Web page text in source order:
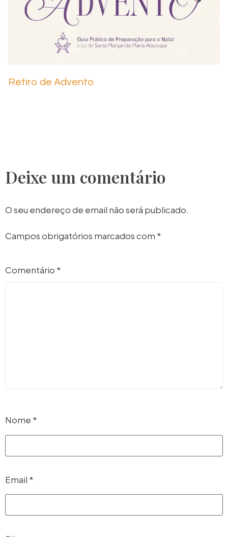
Retiro de Advento
Deixe um comentário
O seu endereço de email não será publicado.
Campos obrigatórios marcados com *
Comentário *
Nome *
Email *